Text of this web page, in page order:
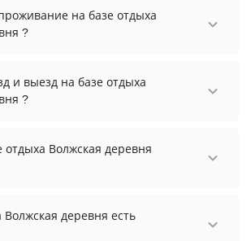
на базе отдыха
?
от 7577 рублей. Чтобы
цены на проживание,
и выезд на базе отдыха
?
до 12:00.
отдыха Волжская деревня
2. А именно: уличный
бассейн в банном
Волжская деревня есть